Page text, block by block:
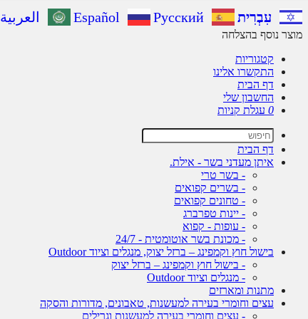
עִבְרִית Español Русский العربية
מוצר נוסף בהצלחה
קטגוריות
התקשרו אלינו
דף הבית
החשבון שלי
0 עגלת קניות
דף הבית
איתן מעדני בשר - אילת.
- בשר טרי
- בשרים קפואים
- טחונים קפואים
- יינות טפרברג
- עופות - קפוא
- מכונת בשר אוטומטית - 24/7
בישול חוץ וקמפינג – ברזל יצוק, מנגלים וציוד Outdoor
- בישול חוץ וקמפינג – ברזל יצוק
- מנגלים וציוד Outdoor
מתנות ומארזים
עצים וחומרי בעירה למעשנות, טאבונים, מדורות והסקה
- עצים וחומרי בעירה למעשנות וגרילים